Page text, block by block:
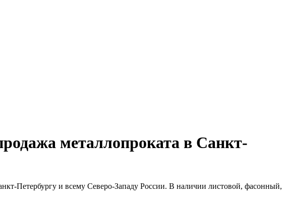
металлопроката в Санкт-
Петербургу и всему Северо-Западу России. В наличии листовой, фасонный,